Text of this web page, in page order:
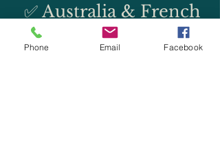
✅ Australia & French
Polynesia
Phone Email Facebook